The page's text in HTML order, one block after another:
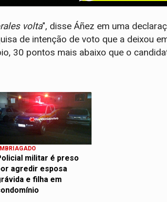
volta", disse Áñez em uma
de intenção de voto que a deixou
30 pontos mais abaixo que o
militar é preso
agredir esposa
e filha em